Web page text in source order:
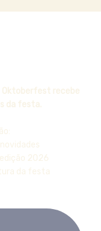
Oktoberfest recebe
da festa.
2026
da festa